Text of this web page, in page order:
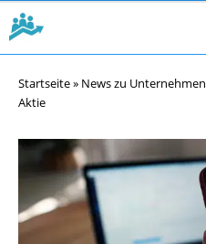
Startseite» News zu Unternehmen
Aktie